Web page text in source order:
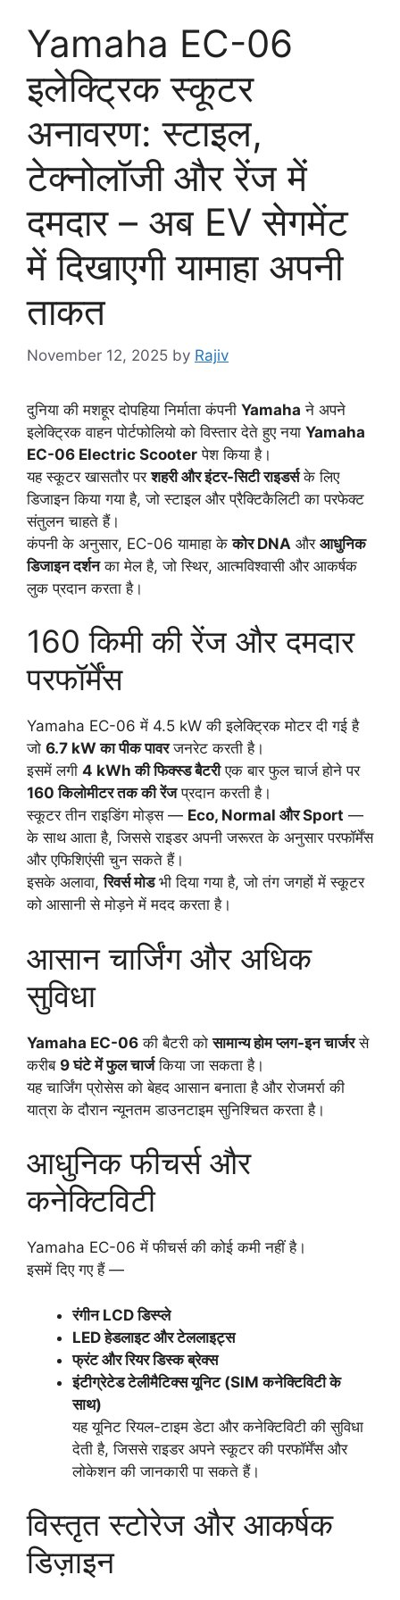
Yamaha EC-06
इलेक्ट्रिक स्कूटर
अनावरण: स्टाइल,
टेक्नोलॉजी और रेंज में
दमदार – अब EV सेगमेंट
में दिखाएगी यामाहा अपनी
ताकत
November 12, 2025 by Rajiv
दुनिया की मशहूर दोपहिया निर्माता कंपनी Yamaha ने अपने
इलेक्ट्रिक वाहन पोर्टफोलियो को विस्तार देते हुए नया Yamaha
EC-06 Electric Scooter पेश किया है।
यह स्कूटर खासतौर परशहरी और इंटर-सिटी राइडर्सके लिए
डिजाइन किया गया है, जो स्टाइल और प्रैक्टिकैलिटी का परफेक्ट
संतुलन चाहते हैं।
कंपनी के अनुसार, EC-06 यामाहा केकोर DNA और आधुनिक
डिजाइन दर्शनका मेल है, जो स्थिर, आत्मविश्वासी और आकर्षक
लुक प्रदान करता है।
160 किमी की रेंज और दमदार
परफॉर्मेंस
Yamaha EC-06 में 4.5 kW की इलेक्ट्रिक मोटर दी गई है
जो 6.7 kW का पीक पावरजनरेट करती है।
इसमें लगी 4 kWh की फिक्स्ड बैटरीएक बार फुल चार्ज होने पर
160 किलोमीटर तक की रेंजप्रदान करती है।
स्कूटर तीन राइडिंग मोड्स — Eco, Normal और Sport —
के साथ आता है, जिससे राइडर अपनी जरूरत के अनुसार परफॉर्मेंस
और एफिशिएंसी चुन सकते हैं।
इसके अलावा,रिवर्स मोडभी दिया गया है, जो तंग जगहों में स्कूटर
को आसानी से मोड़ने में मदद करता है।
आसान चार्जिंग और अधिक
सुविधा
Yamaha EC-06 की बैटरी कोसामान्य होम प्लग-इन चार्जरसे
करीब 9 घंटे में फुल चार्जकिया जा सकता है।
यह चार्जिंग प्रोसेस को बेहद आसान बनाता है और रोजमर्रा की
यात्रा के दौरान न्यूनतम डाउनटाइम सुनिश्चित करता है।
आधुनिक फीचर्स और
कनेक्टिविटी
Yamaha EC-06 में फीचर्स की कोई कमी नहीं है।
इसमें दिए गए हैं —
रंगीन LCD डिस्प्ले
LED हेडलाइट और टेललाइट्स
फ्रंट और रियर डिस्क ब्रेक्स
इंटीग्रेटेड टेलीमैटिक्स यूनिट (SIM कनेक्टिविटी के
साथ)
यह यूनिट रियल-टाइम डेटा और कनेक्टिविटी की सुविधा
देती है, जिससे राइडर अपने स्कूटर की परफॉर्मेंस और
लोकेशन की जानकारी पा सकते हैं।
विस्तृत स्टोरेज और आकर्षक
डिज़ाइन